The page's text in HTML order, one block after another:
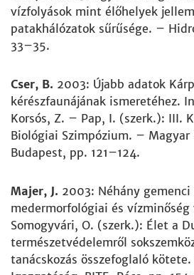
vízfolyások mint élőhelyek
patakhálózatok sűrűsége. –
33–35.
Cser, B. 2003: Újabb adatok
kérészfaunájának ismeretéhez.
Korsós, Z. – Pap, I. (szerk.): III.
Biológiai Szimpózium. – Magyar
Budapest, pp. 121–124.
Majer, J. 2003: Néhány
medermorfológiai és
Somogyvári, O. (szerk.): Élet a
természetvédelemről
tanácskozás összefoglaló